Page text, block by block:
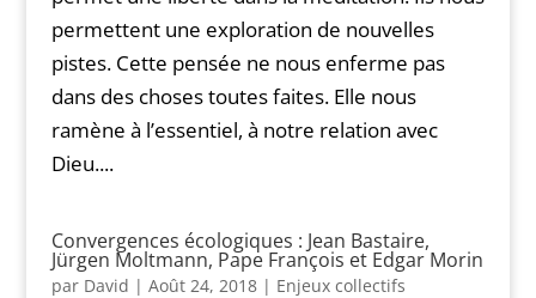
permettent une exploration de nouvelles
pistes. Cette pensée ne nous enferme pas
dans des choses toutes faites. Elle nous
ramène à l’essentiel, à notre relation avec
Dieu....
Convergences écologiques : Jean Bastaire,
Jürgen Moltmann, Pape François et Edgar Morin
par David | Août 24, 2018| Enjeux collectifs